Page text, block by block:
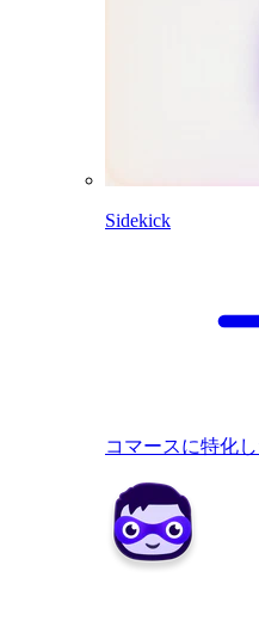
Sidekick
コマースに特化